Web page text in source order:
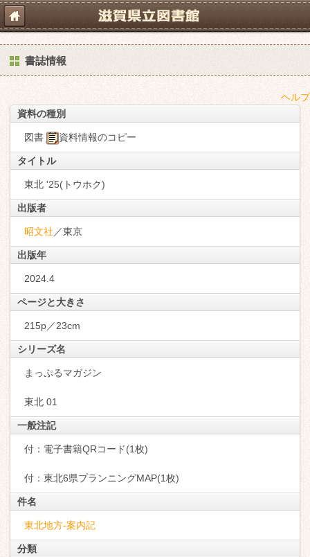
書誌情報
ヘルプ
資料の種別
図書 資料情報のコピー
タイトル
東北 '25(トウホク)
出版者
昭文社 ／東京
出版年
2024.4
ページと大きさ
215p／23cm
シリーズ名
まっぷるマガジン
東北 01
一般注記
付：電子書籍QRコード(1枚)
付：東北6県プランニングMAP(1枚)
件名
東北地方-案内記
分類